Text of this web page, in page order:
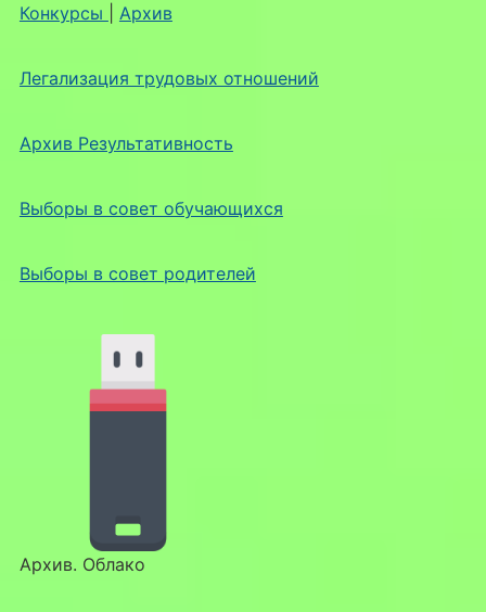
Конкурсы Архив
Легализация трудовых отношений
Архив Результативность
Выборы в совет обучающихся
Выборы в совет родителей
Архив. Облако